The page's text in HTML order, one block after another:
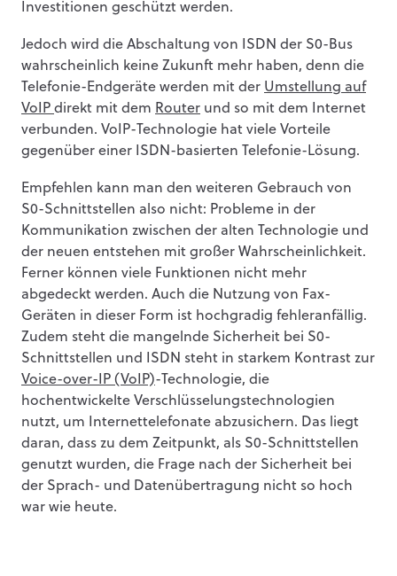
Investitionen geschützt werden.
Jedoch wird die Abschaltung von ISDN der S0-Bus
wahrscheinlich keine Zukunft mehr haben, denn die
Telefonie-Endgeräte werden mit der Umstellung auf
VoIP direkt mit dem Router und so mit dem Internet
verbunden. VoIP-Technologie hat viele Vorteile
gegenüber einer ISDN-basierten Telefonie-Lösung.
Empfehlen kann man den weiteren Gebrauch von
S0-Schnittstellen also nicht: Probleme in der
Kommunikation zwischen der alten Technologie und
der neuen entstehen mit großer Wahrscheinlichkeit.
Ferner können viele Funktionen nicht mehr
abgedeckt werden. Auch die Nutzung von Fax-
Geräten in dieser Form ist hochgradig fehleranfällig.
Zudem steht die mangelnde Sicherheit bei S0-
Schnittstellen und ISDN steht in starkem Kontrast zur
Voice-over-IP (VoIP)-Technologie, die
hochentwickelte Verschlüsselungstechnologien
nutzt, um Internettelefonate abzusichern. Das liegt
daran, dass zu dem Zeitpunkt, als S0-Schnittstellen
genutzt wurden, die Frage nach der Sicherheit bei
der Sprach- und Datenübertragung nicht so hoch
war wie heute.